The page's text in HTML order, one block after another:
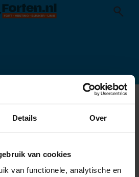
Details Over
van cookies
van functionele, analytische en